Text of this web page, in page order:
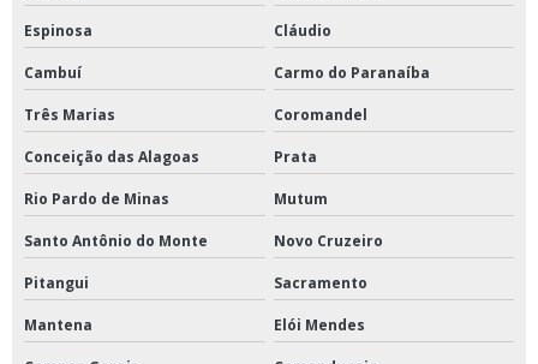
Espinosa Cláudio
Cambuí Carmo do Paranaíba
Três Marias Coromandel
Conceição das Alagoas Prata
Rio Pardo de Minas Mutum
Santo Antônio do Monte Novo Cruzeiro
Pitangui Sacramento
Mantena Elói Mendes